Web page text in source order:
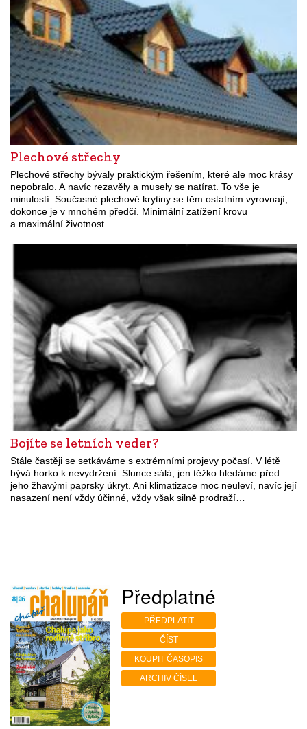
Plechové střechy
Plechové střechy bývaly praktickým řešením, které ale moc krásy
nepobralo. A navíc rezavěly a musely se natírat. To vše je
minulostí. Současné plechové krytiny se těm ostatním vyrovnají,
dokonce je v mnohém předčí. Minimální zatížení krovu
a maximální životnost.…
Bojíte se letních veder?
Stále častěji se setkáváme s extrémními projevy počasí. V létě
bývá horko k nevydržení. Slunce sálá, jen těžko hledáme před
jeho žhavými paprsky úkryt. Ani klimatizace moc neuleví, navíc její
nasazení není vždy účinné, vždy však silně prodraží…
Předplatné
PŘEDPLATIT
ČÍST
KOUPIT ČASOPIS
ARCHIV ČÍSEL